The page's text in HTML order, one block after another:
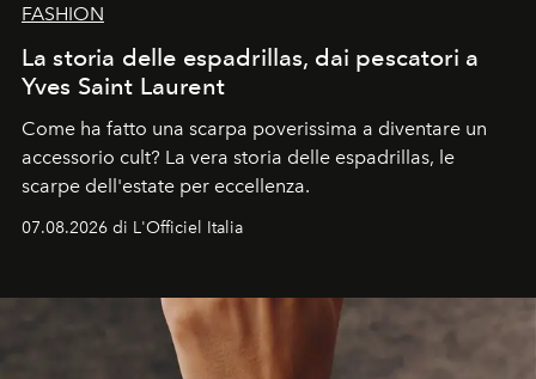
FASHION
La storia delle espadrillas, dai pescatori a
Yves Saint Laurent
Come ha fatto una scarpa poverissima a diventare un
accessorio cult? La vera storia delle espadrillas, le
scarpe dell'estate per eccellenza.
07.08.2026 di L'Officiel Italia